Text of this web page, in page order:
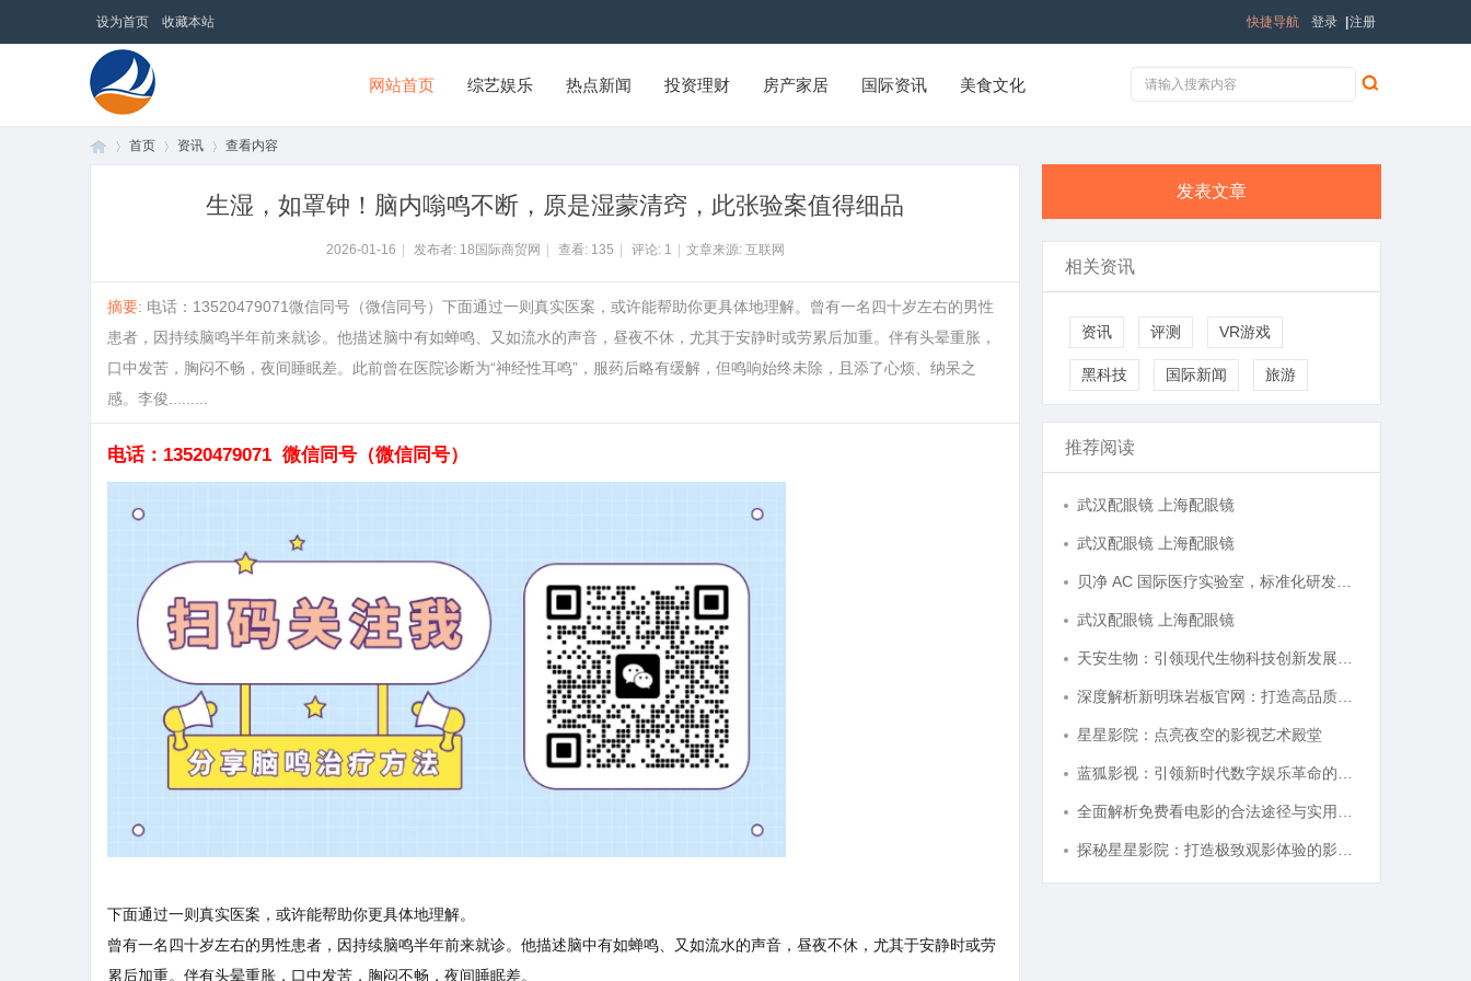
设为首页 收藏本站 登录 注册
快捷导航
18国际商贸网
网站首页 综艺娱乐 热点新闻 投资理财 房产家居 国际资讯 美食文化
首页 资讯 查看内容
生湿，如罩钟！脑内嗡鸣不断，原是湿蒙清窍，此张验案值得细品
2026-01-16 发布者: 18国际商贸网 查看: 135 评论: 1 文章来源: 互联网
摘要: 电话：13520479071微信同号（微信同号）下面通过一则真实医案，或许能帮助你更具体地理解。曾有一名四十岁左右的男性
患者，因持续脑鸣半年前来就诊。他描述脑中有如蝉鸣、又如流水的声音，昼夜不休，尤其于安静时或劳累后加重。伴有头晕重胀，
口中发苦，胸闷不畅，夜间睡眠差。此前曾在医院诊断为“神经性耳鸣”，服药后略有缓解，但鸣响始终未除，且添了心烦、纳呆之
感。李俊.........
电话：13520479071 微信同号（微信同号）
下面通过一则真实医案，或许能帮助你更具体地理解。
曾有一名四十岁左右的男性患者，因持续脑鸣半年前来就诊。他描述脑中有如蝉鸣、又如流水的声音，昼夜不休，尤其于安静时或劳
累后加重。伴有头晕重胀，口中发苦，胸闷不畅，夜间睡眠差。
发表文章
相关资讯
资讯 评测 VR游戏
黑科技 国际新闻 旅游
推荐阅读
武汉配眼镜 上海配眼镜
武汉配眼镜 上海配眼镜
武汉配眼镜 上海配眼镜
星星影院：点亮夜空的影视艺术殿堂